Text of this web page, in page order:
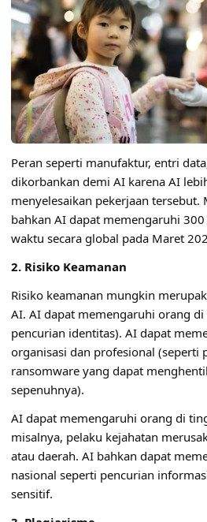
Peran seperti manufaktur, entri
dikorbankan demi AI karena AI
menyelesaikan pekerjaan tersebut.
bahkan AI dapat memengaruhi
waktu secara global pada Maret
2. Risiko Keamanan
Risiko keamanan mungkin
AI. AI dapat memengaruhi orang
pencurian identitas). AI dapat
organisasi dan profesional (seperti
ransomware yang dapat
sepenuhnya).
AI dapat memengaruhi orang di
misalnya, pelaku kejahatan
atau daerah. AI bahkan dapat
nasional seperti pencurian
sensitif.